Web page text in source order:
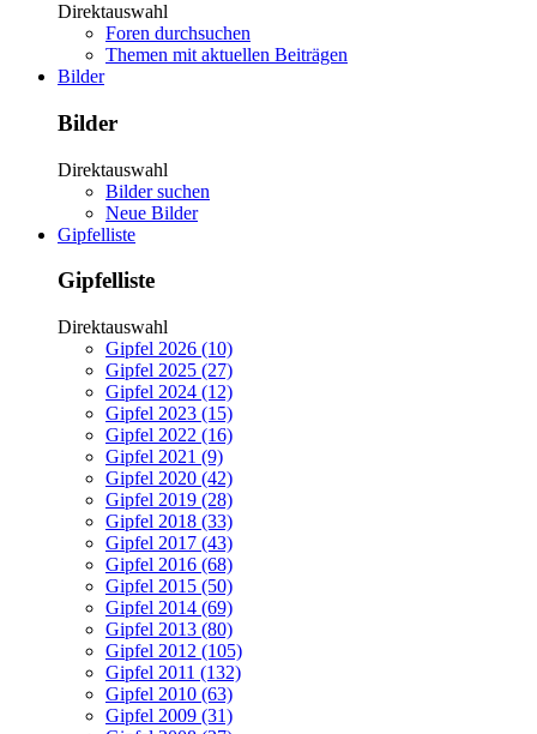
Direktauswahl
Foren durchsuchen
Themen mit aktuellen Beiträgen
Bilder
Bilder
Direktauswahl
Bilder suchen
Neue Bilder
Gipfelliste
Gipfelliste
Direktauswahl
Gipfel 2026 (10)
Gipfel 2025 (27)
Gipfel 2024 (12)
Gipfel 2023 (15)
Gipfel 2022 (16)
Gipfel 2021 (9)
Gipfel 2020 (42)
Gipfel 2019 (28)
Gipfel 2018 (33)
Gipfel 2017 (43)
Gipfel 2016 (68)
Gipfel 2015 (50)
Gipfel 2014 (69)
Gipfel 2013 (80)
Gipfel 2012 (105)
Gipfel 2011 (132)
Gipfel 2010 (63)
Gipfel 2009 (31)